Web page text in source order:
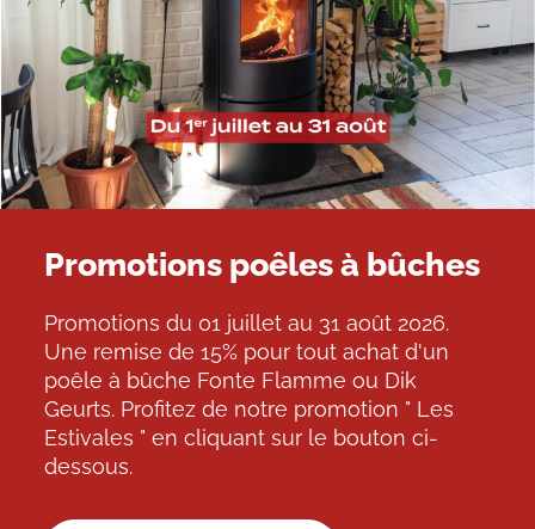
Promotions poêles à bûches
Promotions du 01 juillet au 31 août 2026.
Une remise de 15% pour tout achat d'un
poêle à bûche Fonte Flamme ou Dik
Geurts. Profitez de notre promotion " Les
Estivales " en cliquant sur le bouton ci-
dessous.